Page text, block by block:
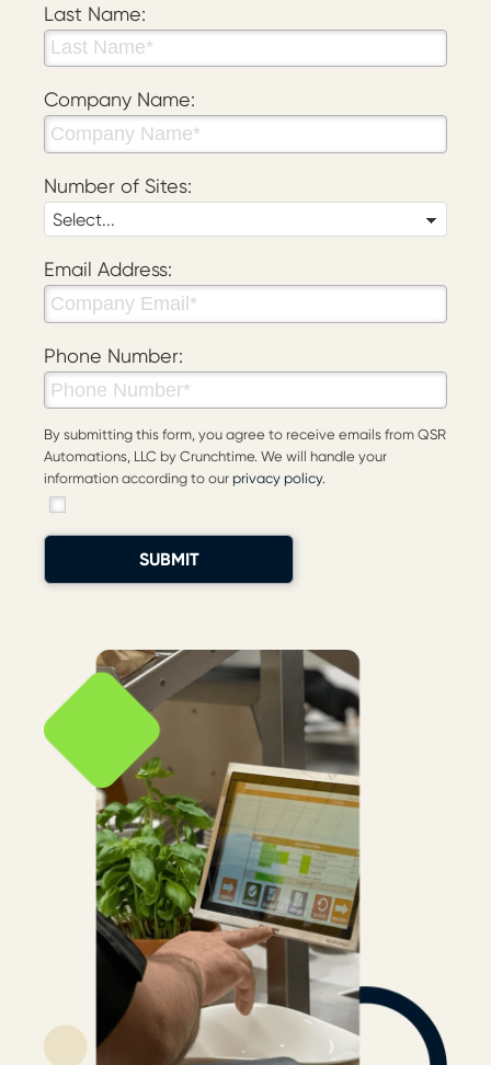
Last Name:
Company Name:
Number of Sites:
Email Address:
Phone Number:
By submitting this form, you agree to receive emails from QSR
Automations, LLC by Crunchtime. We will handle your
information according to our privacy policy.
SUBMIT